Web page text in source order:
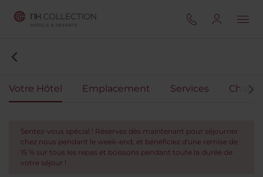
Votre Hôtel Emplacement Services
Sentez-vous spécial ! Réservez dès maintenant pour séjourner
chez nous pendant le week-end, et bénéficiez d'une remise de
15 % sur tous les repas et boissons pendant toute la durée de
votre séjour !